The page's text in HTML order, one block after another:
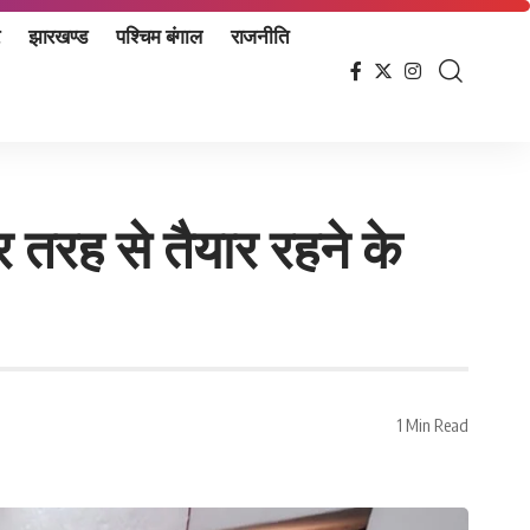
झारखण्ड पश्चिम बंगाल राजनीति
तरह से तैयार रहने के
1 Min Read